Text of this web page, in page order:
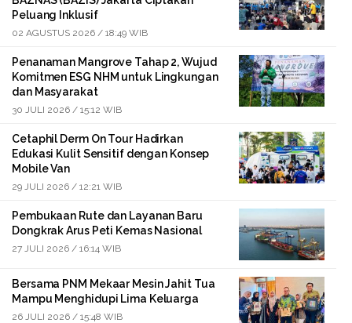
Peluang Inklusif
02 AGUSTUS 2026 / 18:49 WIB
Penanaman Mangrove Tahap 2, Wujud
Komitmen ESG NHM untuk Lingkungan
dan Masyarakat
30 JULI 2026 / 15:12 WIB
Cetaphil Derm On Tour Hadirkan
Edukasi Kulit Sensitif dengan Konsep
Mobile Van
29 JULI 2026 / 12:21 WIB
Pembukaan Rute dan Layanan Baru
Dongkrak Arus Peti Kemas Nasional
27 JULI 2026 / 16:14 WIB
Bersama PNM Mekaar Mesin Jahit Tua
Mampu Menghidupi Lima Keluarga
26 JULI 2026 / 15:48 WIB